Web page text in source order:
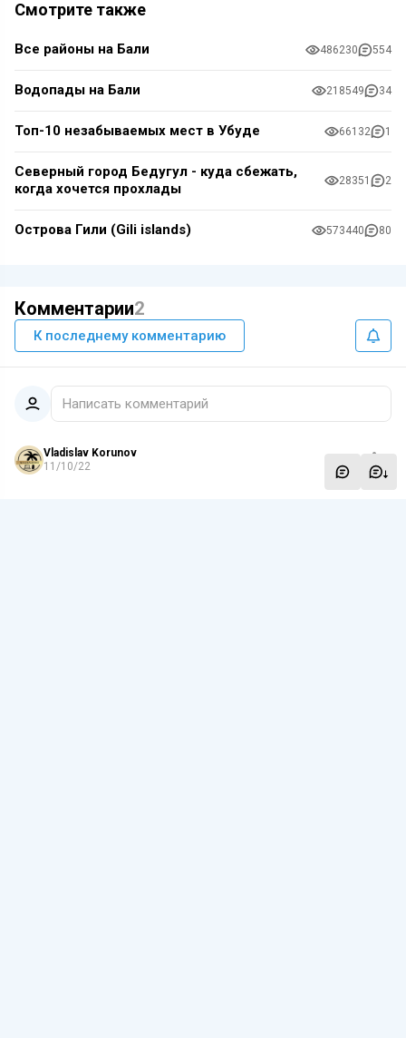
Смотрите также
Все районы на Бали 486230 554
Водопады на Бали 218549 34
Топ-10 незабываемых мест в Убуде 66132 1
Северный город Бедугул - куда сбежать,
когда хочется прохлады
28351 2
Острова Гили (Gili islands) 573440 80
Комментарии2
К последнему комментарию
Написать комментарий
Vladislav Korunov
11/10/22